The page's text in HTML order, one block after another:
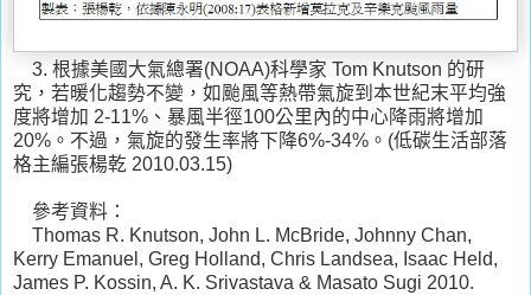
3. 根據美國大氣總署(NOAA)科學家 Tom Knutson 的研
究，若暖化趨勢不變，如颱風等熱帶氣旋到本世紀末平均強
度將增加 2-11%、暴風半徑100公里內的中心降雨將增加
20%。不過，氣旋的發生率將下降6%-34%。(低碳生活部落
格主編張楊乾 2010.03.15)
參考資料：
Thomas R. Knutson, John L. McBride, Johnny Chan,
Kerry Emanuel, Greg Holland, Chris Landsea, Isaac Held,
James P. Kossin, A. K. Srivastava & Masato Sugi 2010.